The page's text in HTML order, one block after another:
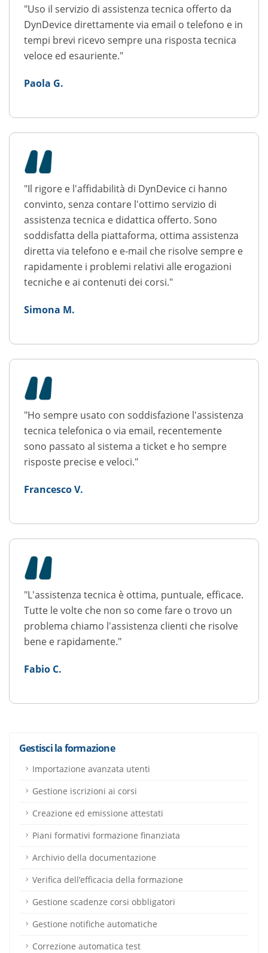
"Uso il servizio di assistenza tecnica offerto da
DynDevice direttamente via email o telefono e in
tempi brevi ricevo sempre una risposta tecnica
veloce ed esauriente."
Paola G.
"Il rigore e l'affidabilità di DynDevice ci hanno
convinto, senza contare l'ottimo servizio di
assistenza tecnica e didattica offerto. Sono
soddisfatta della piattaforma, ottima assistenza
diretta via telefono e e-mail che risolve sempre e
rapidamente i problemi relativi alle erogazioni
tecniche e ai contenuti dei corsi."
Simona M.
"Ho sempre usato con soddisfazione l'assistenza
tecnica telefonica o via email, recentemente
sono passato al sistema a ticket e ho sempre
risposte precise e veloci."
Francesco V.
"L'assistenza tecnica è ottima, puntuale, efficace.
Tutte le volte che non so come fare o trovo un
problema chiamo l'assistenza clienti che risolve
bene e rapidamente."
Fabio C.
Gestisci la formazione
Importazione avanzata utenti
Gestione iscrizioni ai corsi
Creazione ed emissione attestati
Piani formativi formazione finanziata
Archivio della documentazione
Verifica dell’efficacia della formazione
Gestione scadenze corsi obbligatori
Gestione notifiche automatiche
Correzione automatica test